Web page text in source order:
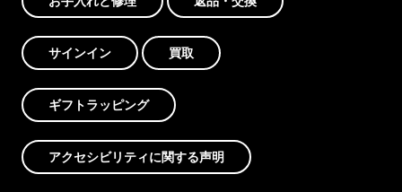
サインイン 買取
ギフトラッピング
アクセシビリティに関する声明